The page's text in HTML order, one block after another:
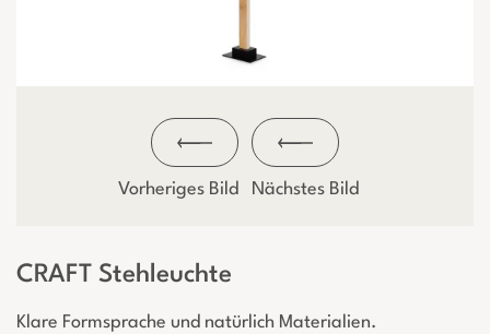
Vorheriges Bild Nächstes Bild
CRAFT Stehleuchte
Klare Formsprache und natürlich Materialien.